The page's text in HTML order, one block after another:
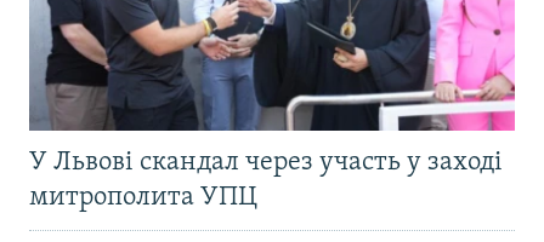
У Львові скандал через участь у заході
митрополита УПЦ